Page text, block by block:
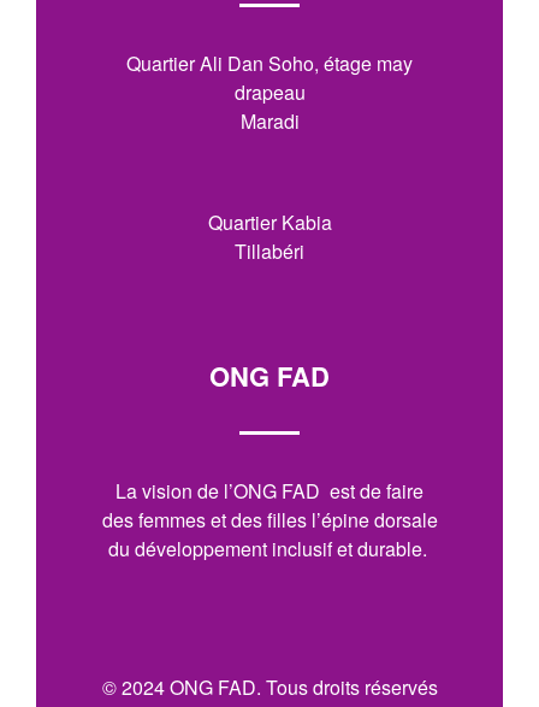
Quartier Ali Dan Soho, étage may
drapeau
Maradi
Quartier Kabia
Tillabéri
ONG FAD
La vision de l’ONG FAD est de faire
des femmes et des filles l’épine dorsale
du développement inclusif et durable.
© 2024 ONG FAD. Tous droits réservés